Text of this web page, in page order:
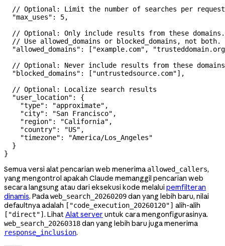
  // Optional: Limit the number of searches per request
  "max_uses"
: 5,
  // Optional: Only include results from these domains.
  // Use allowed_domains or blocked_domains, not both.
  "allowed_domains"
: [ "example.com" ,
  // Optional: Never include results from these domains
  "blocked_domains"
: [ "untrustedsource.com"],
  // Optional: Localize search results
  "user_location"
: {
    "type"
: "approximate" ,
    "city"
: "San Francisco" ,
    "region"
: "California" ,
    "country"
: "US" ,
    "timezone"
:
"America/Los_Angeles"
  }
}
Semua versi alat pencarian web menerima allowed_callers,
yang mengontrol apakah Claude memanggil pencarian web
secara langsung atau dari eksekusi kode melalui pemfilteran
dinamis. Padaweb_search_20260209dan yang lebih baru, nilai
defaultnya adalah ["code_execution_20260120"] alih-alih
["direct"] . LihatAlat server untuk cara mengonfigurasinya.
web_search_20260318dan yang lebih baru juga menerima
response_inclusion.